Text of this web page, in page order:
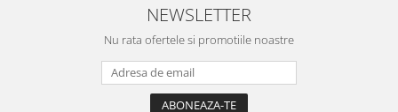
NEWSLETTER
Nu rata ofertele si promotiile noastre